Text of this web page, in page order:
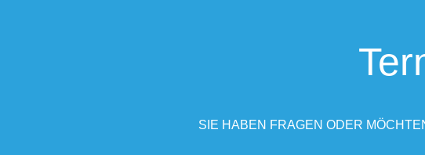
SIE HABEN FRAGEN ODER